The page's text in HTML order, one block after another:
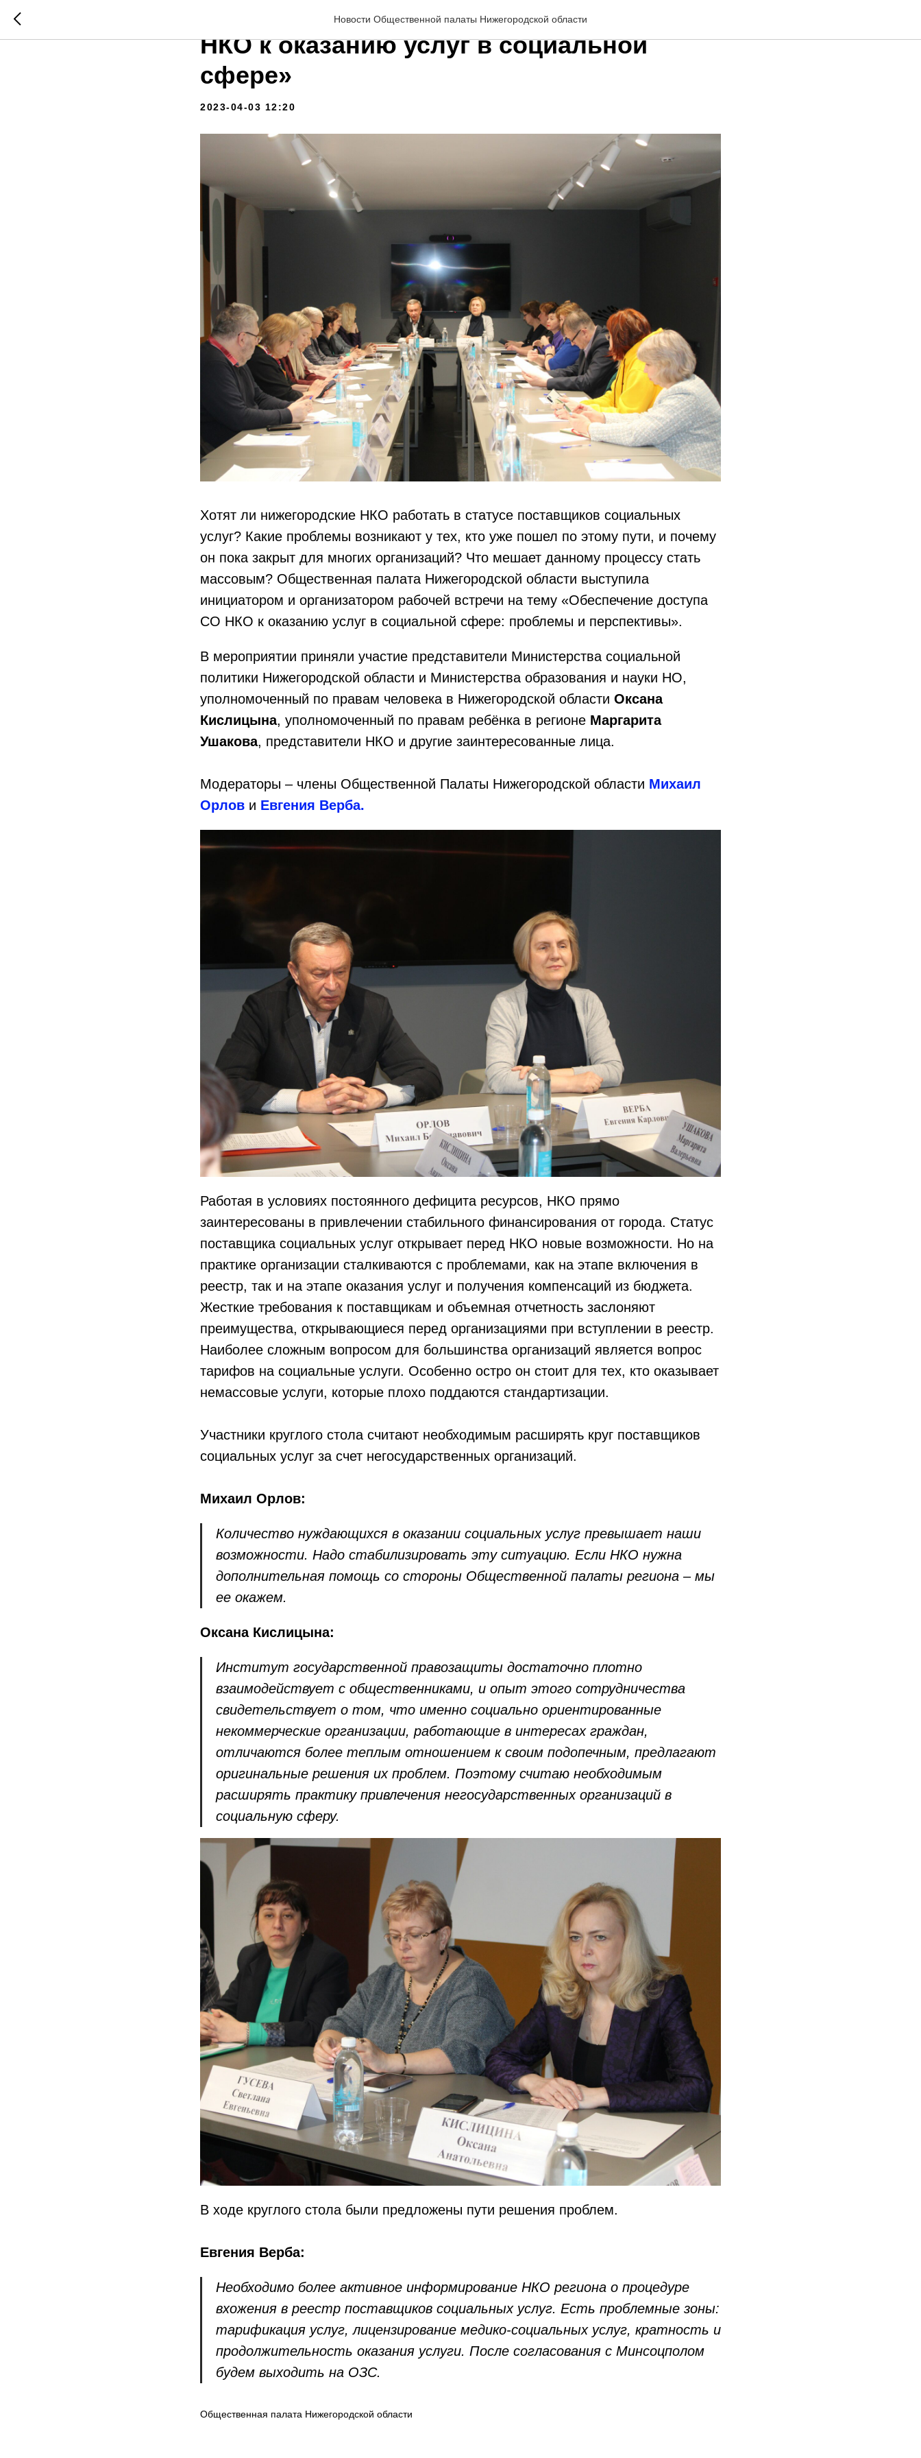
Новости Общественной палаты Нижегородской области
Круглый стол «Обеспечение доступа СО
НКО к оказанию услуг в социальной
сфере»
2023-04-03 12:20
Хотят ли нижегородские НКО работать в статусе поставщиков социальных
услуг? Какие проблемы возникают у тех, кто уже пошел по этому пути, и почему
он пока закрыт для многих организаций? Что мешает данному процессу стать
массовым? Общественная палата Нижегородской области выступила
инициатором и организатором рабочей встречи на тему «Обеспечение доступа
СО НКО к оказанию услуг в социальной сфере: проблемы и перспективы».
В мероприятии приняли участие представители Министерства социальной
политики Нижегородской области и Министерства образования и науки НО,
уполномоченный по правам человека в Нижегородской области Оксана
Кислицына, уполномоченный по правам ребёнка в регионе Маргарита
Ушакова, представители НКО и другие заинтересованные лица.
Модераторы – члены Общественной Палаты Нижегородской области Михаил
Орлов и Евгения Верба.
Работая в условиях постоянного дефицита ресурсов, НКО прямо
заинтересованы в привлечении стабильного финансирования от города. Статус
поставщика социальных услуг открывает перед НКО новые возможности. Но на
практике организации сталкиваются с проблемами, как на этапе включения в
реестр, так и на этапе оказания услуг и получения компенсаций из бюджета.
Жесткие требования к поставщикам и объемная отчетность заслоняют
преимущества, открывающиеся перед организациями при вступлении в реестр.
Наиболее сложным вопросом для большинства организаций является вопрос
тарифов на социальные услуги. Особенно остро он стоит для тех, кто оказывает
немассовые услуги, которые плохо поддаются стандартизации.
Участники круглого стола считают необходимым расширять круг поставщиков
социальных услуг за счет негосударственных организаций.
Михаил Орлов:
Количество нуждающихся в оказании социальных услуг превышает наши
возможности. Надо стабилизировать эту ситуацию. Если НКО нужна
дополнительная помощь со стороны Общественной палаты региона – мы
ее окажем.
Оксана Кислицына:
Институт государственной правозащиты достаточно плотно
взаимодействует с общественниками, и опыт этого сотрудничества
свидетельствует о том, что именно социально ориентированные
некоммерческие организации, работающие в интересах граждан,
отличаются более теплым отношением к своим подопечным, предлагают
оригинальные решения их проблем. Поэтому считаю необходимым
расширять практику привлечения негосударственных организаций в
социальную сферу.
В ходе круглого стола были предложены пути решения проблем.
Евгения Верба:
Необходимо более активное информирование НКО региона о процедуре
вхожения в реестр поставщиков социальных услуг. Есть проблемные зоны:
тарификация услуг, лицензирование медико-социальных услуг, кратность и
продолжительность оказания услуги. После согласования с Минсоцполом
будем выходить на ОЗС.
Общественная палата Нижегородской области